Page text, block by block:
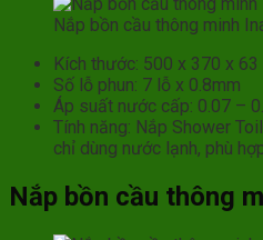
Nắp bồn cầu thông minh
Kích thước: 500 x 370 x 63
Số lỗ phun: 7 lỗ x 0.8mm
Áp suất nước cấp: 0.07 –
Tính năng: Nắp Shower
chỉ dùng nước lạnh, phù
Nắp bồn cầu thông